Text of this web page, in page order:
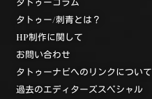
タトゥー/刺青とは？
HP制作に関して
お問い合わせ
タトゥーナビへのリンクについて
過去のエディターズスペシャル